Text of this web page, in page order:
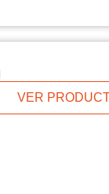
VER